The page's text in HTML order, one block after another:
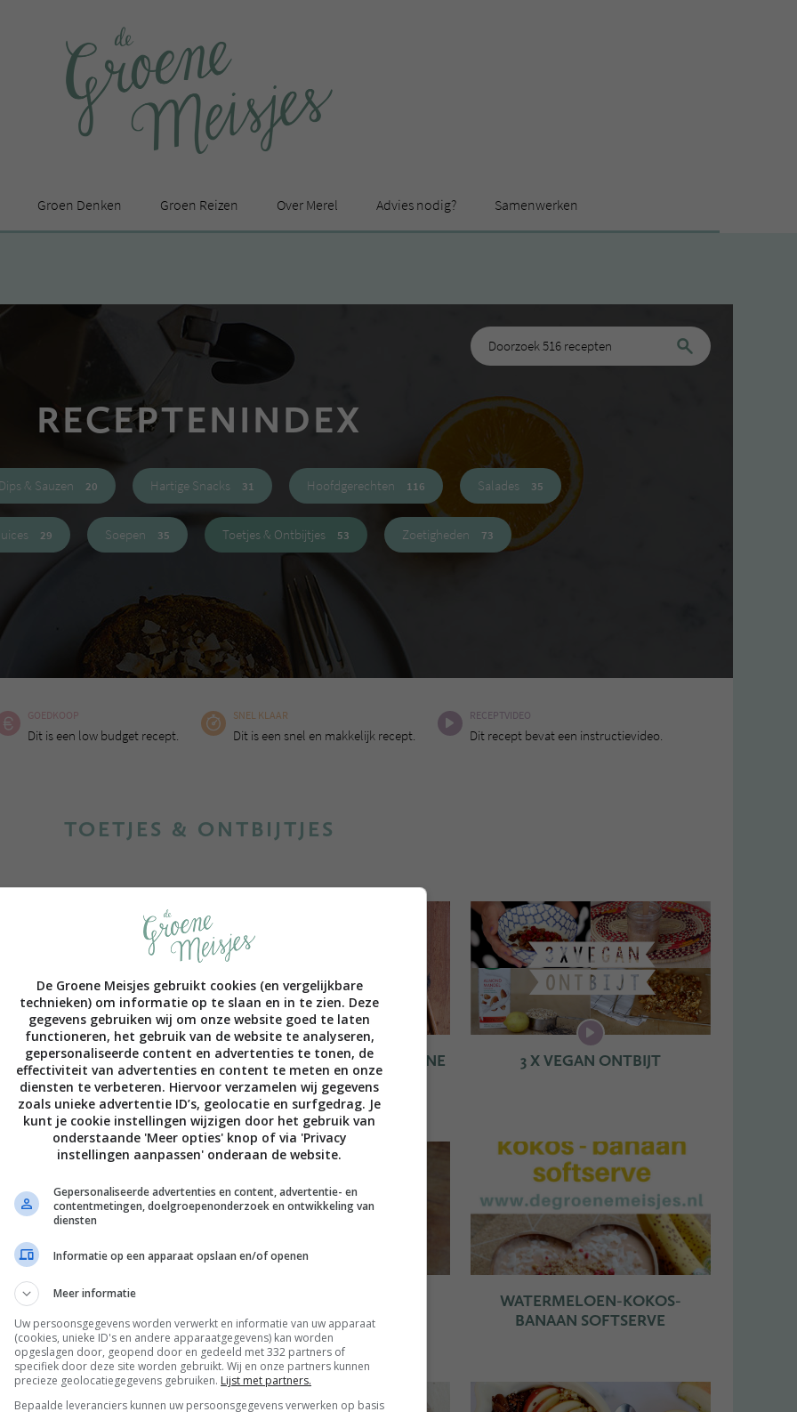
Groen Denken Groen Reizen Over Merel Advies nodig? Samenwerken
RECEPTENINDEX
Dips & Sauzen 20 Hartige Snacks 31 Hoofdgerechten 116 Salades 35
29 Soepen 35 Toetjes & Ontbijtjes 53 Zoetigheden 73
GOEDKOOP
Dit is een low budget recept.
SNEL KLAAR
Dit is een snel en makkelijk recept.
RECEPTVIDEO
Dit recept bevat een instructievideo.
TOETJES & ONTBIJTJES
OM MEE TE NEMEN BOEKWEITPAP MET NECTARINE 3 X VEGAN ONTBIJT
RIJSTEPAP MET
KARDEMOM
SIROOP
WATERMELOEN-KOKOS-
BANAAN SOFTSERVE
De Groene Meisjes gebruikt cookies (en vergelijkbare
technieken) om informatie op te slaan en in te zien. Deze
gegevens gebruiken wij om onze website goed te laten
functioneren, het gebruik van de website te analyseren,
gepersonaliseerde content en advertenties te tonen, de
effectiviteit van advertenties en content te meten en onze
diensten te verbeteren. Hiervoor verzamelen wij gegevens
zoals unieke advertentie ID’s, geolocatie en surfgedrag. Je
kunt je cookie instellingen wijzigen door het gebruik van
onderstaande 'Meer opties' knop of via 'Privacy
instellingen aanpassen' onderaan de website.
Gepersonaliseerde advertenties en content, advertentie- en
contentmetingen, doelgroepenonderzoek en ontwikkeling van
diensten
Informatie op een apparaat opslaan en/of openen
Meer informatie
Uw persoonsgegevens worden verwerkt en informatie van uw apparaat
(cookies, unieke ID's en andere apparaatgegevens) kan worden
opgeslagen door, geopend door en gedeeld met 332 partners of
specifiek door deze site worden gebruikt. Wij en onze partners kunnen
precieze geolocatiegegevens gebruiken. Lijst met partners.
Bepaalde leveranciers kunnen uw persoonsgegevens verwerken op basis